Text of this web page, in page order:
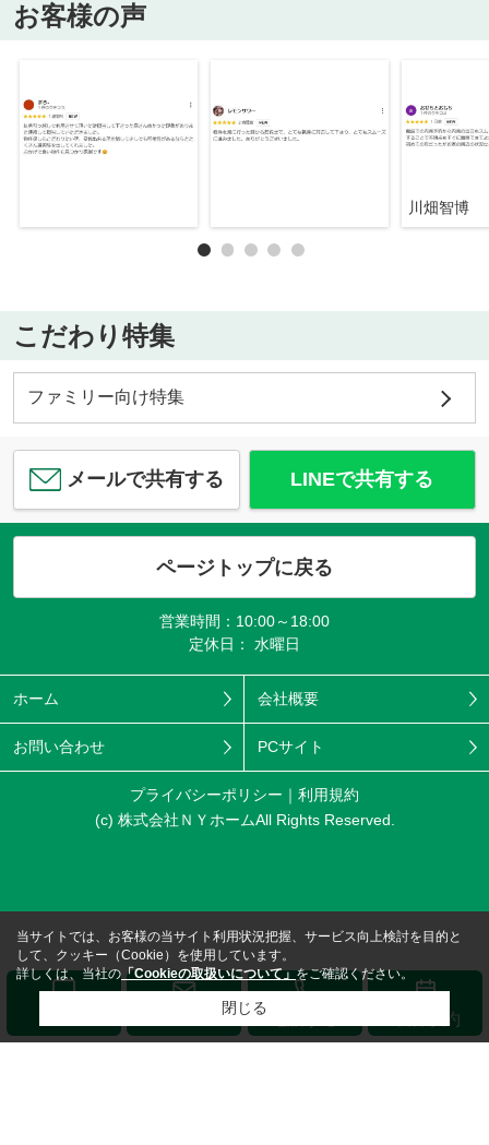
お客様の声
川畑智博
こだわり特集
ファミリー向け特集
メールで共有する LINEで共有する
ページトップに戻る
営業時間：10:00～18:00
定休日： 水曜日
ホーム 会社概要
お問い合わせ PCサイト
プライバシーポリシー
利用規約
(c) 株式会社ＮＹホームAll Rights Reserved.
来店予約
当サイトでは、お客様の当サイト利用状況把握、サービス向上検討を目的と
して、クッキー（Cookie）を使用しています。
詳しくは、当社の 「Cookieの取扱いについて」をご確認ください。
閉じる